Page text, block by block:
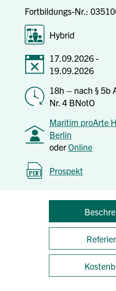
Fortbildungs-Nr.:
Hybrid
17.09.2026 -
19.09.2026
18h – nach § 5b
Nr. 4 BNotO
Maritim proArte
Berlin
oderOnline
Prospekt